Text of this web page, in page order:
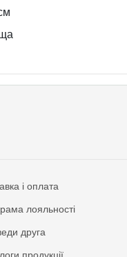
і оплата
лояльності
друга
продукції